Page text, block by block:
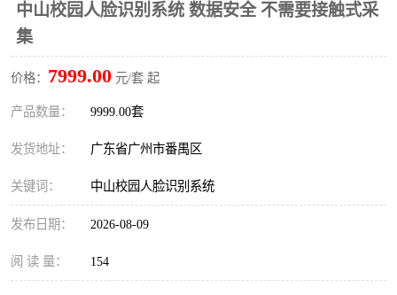
中山校园人脸识别系统 数据安全 不需要接触式采
集
价格： 7999.00 元/套 起
产品数量： 9999.00套
发货地址： 广东省广州市番禺区
关键词： 中山校园人脸识别系统
发布日期： 2026-08-09
阅 读 量： 154